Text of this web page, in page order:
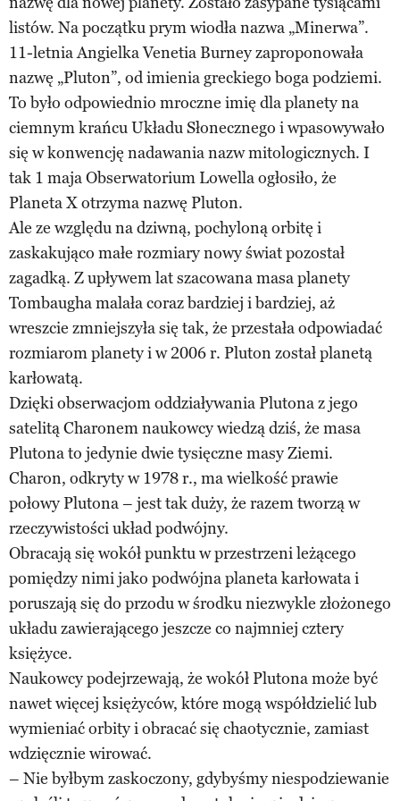
listów. Na początku prym wiodła nazwa „Minerwa”.
11-letnia Angielka Venetia Burney zaproponowała
nazwę „Pluton”, od imienia greckiego boga podziemi.
To było odpowiednio mroczne imię dla planety na
ciemnym krańcu Układu Słonecznego i wpasowywało
się w konwencję nadawania nazw mitologicznych. I
tak 1 maja Obserwatorium Lowella ogłosiło, że
Planeta X otrzyma nazwę Pluton.
Ale ze względu na dziwną, pochyloną orbitę i
zaskakująco małe rozmiary nowy świat pozostał
zagadką. Z upływem lat szacowana masa planety
Tombaugha malała coraz bardziej i bardziej, aż
wreszcie zmniejszyła się tak, że przestała odpowiadać
rozmiarom planety i w 2006 r. Pluton został planetą
karłowatą.
Dzięki obserwacjom oddziaływania Plutona z jego
satelitą Charonem naukowcy wiedzą dziś, że masa
Plutona to jedynie dwie tysięczne masy Ziemi.
Charon, odkryty w 1978 r., ma wielkość prawie
połowy Plutona – jest tak duży, że razem tworzą w
rzeczywistości układ podwójny.
Obracają się wokół punktu w przestrzeni leżącego
pomiędzy nimi jako podwójna planeta karłowata i
poruszają się do przodu w środku niezwykle złożonego
układu zawierającego jeszcze co najmniej cztery
księżyce.
Naukowcy podejrzewają, że wokół Plutona może być
nawet więcej księżyców, które mogą współdzielić lub
wymieniać orbity i obracać się chaotycznie, zamiast
wdzięcznie wirować.
– Nie byłbym zaskoczony, gdybyśmy niespodziewanie